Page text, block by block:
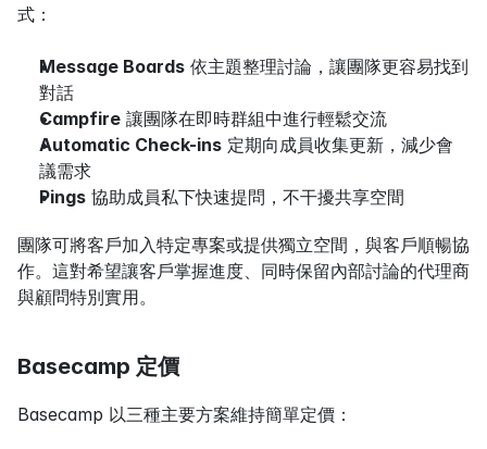
式：
Message Boards 依主題整理討論，讓團隊更容易找到
對話
Campfire 讓團隊在即時群組中進行輕鬆交流
Automatic Check-ins 定期向成員收集更新，減少會
議需求
Pings 協助成員私下快速提問，不干擾共享空間
團隊可將客戶加入特定專案或提供獨立空間，與客戶順暢協
作。這對希望讓客戶掌握進度、同時保留內部討論的代理商
與顧問特別實用。
Basecamp 定價
Basecamp 以三種主要方案維持簡單定價：